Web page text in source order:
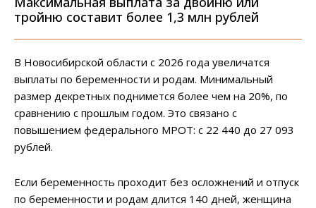
тройню составит более 1,3 млн рублей
В Новосибирской области с 2026 года увеличатся
выплаты по беременности и родам. Минимальный
размер декретных поднимется более чем на 20%, по
сравнению с прошлым годом. Это связано с
повышением федерального МРОТ: с 22 440 до 27 093
рублей.
Если беременность проходит без осложнений и отпуск
по беременности и родам длится 140 дней, женщина